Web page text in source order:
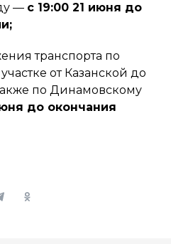
— с 19:00 21 июня до
транспорта по
от Казанской до
по Динамовскому
до окончания